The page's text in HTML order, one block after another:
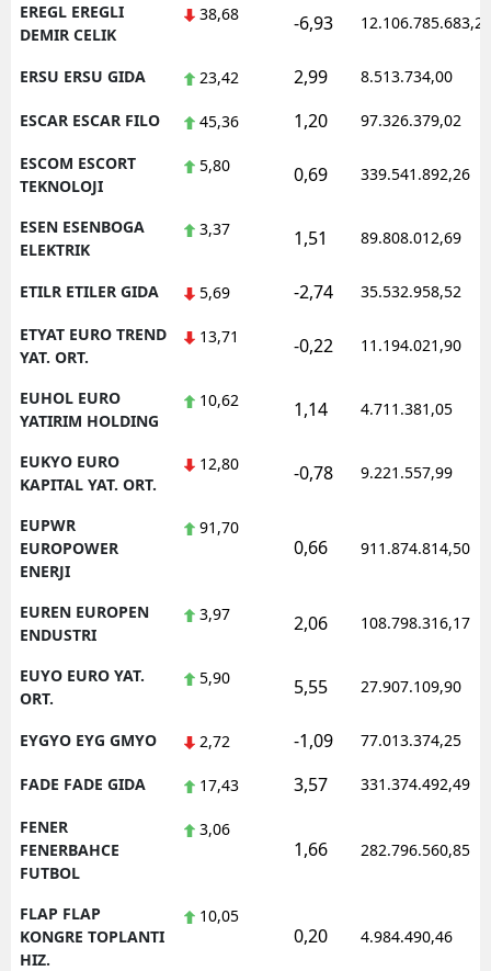
EREGL EREGLI
DEMIR CELIK
38,68 -6,93 12.106.785.683,20
ERSU ERSU GIDA 23,42 2,99 8.513.734,00
ESCAR ESCAR FILO 45,36 1,20 97.326.379,02
ESCOM ESCORT
TEKNOLOJI
5,80 0,69 339.541.892,26
ESEN ESENBOGA
ELEKTRIK
3,37 1,51 89.808.012,69
ETILR ETILER GIDA 5,69 -2,74 35.532.958,52
ETYAT EURO TREND
YAT. ORT.
13,71 -0,22 11.194.021,90
EUHOL EURO
YATIRIM HOLDING
10,62 1,14 4.711.381,05
EUKYO EURO
KAPITAL YAT. ORT.
12,80 -0,78 9.221.557,99
EUPWR
EUROPOWER
ENERJI
91,70
0,66 911.874.814,50
EUREN EUROPEN
ENDUSTRI
3,97 2,06 108.798.316,17
EUYO EURO YAT.
ORT.
5,90 5,55 27.907.109,90
EYGYO EYG GMYO 2,72 -1,09 77.013.374,25
FADE FADE GIDA 17,43 3,57 331.374.492,49
FENER
FENERBAHCE
FUTBOL
3,06
1,66 282.796.560,85
FLAP FLAP
KONGRE TOPLANTI
HIZ.
10,05
0,20 4.984.490,46